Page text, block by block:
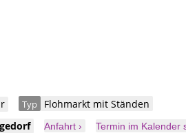
Typ Flohmarkt mit Ständen
Anfahrt › Termin im Kalender